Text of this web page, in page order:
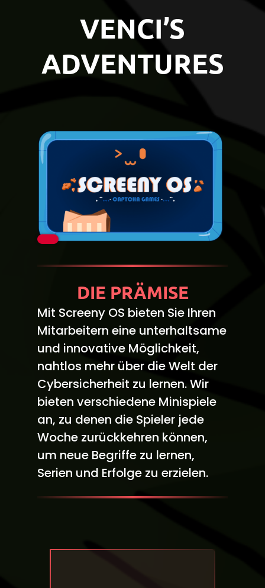
VENCI’S
ADVENTURES
DIE PRÄMISE
Mit Screeny OS bieten Sie Ihren
Mitarbeitern eine unterhaltsame
und innovative Möglichkeit,
nahtlos mehr über die Welt der
Cybersicherheit zu lernen. Wir
bieten verschiedene Minispiele
an, zu denen die Spieler jede
Woche zurückkehren können,
um neue Begriffe zu lernen,
Serien und Erfolge zu erzielen.